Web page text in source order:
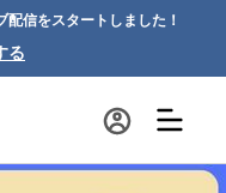
信をスタートしました！
る